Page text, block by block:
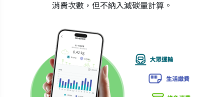
消費次數，但不納入減碳量計算。